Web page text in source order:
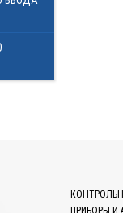
ПРИБОРЫ И